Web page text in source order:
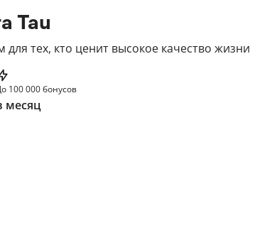
Tau
тех, кто ценит высокое качество жизни
100 000 бонусов
месяц